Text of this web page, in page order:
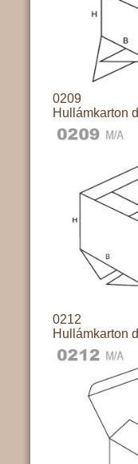
0209
Hullámkarton
0212
Hullámkarton